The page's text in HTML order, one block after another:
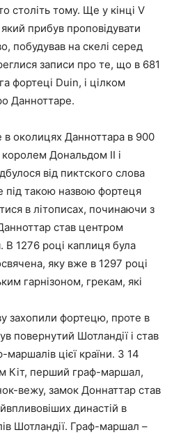
століть тому. Ще у кінці V
прибув проповідувати
побудував на скелі серед
записи про те, що в 681
фортеці Duin, і цілком
Данноттаре.
околицях Данноттара в 900
королем Дональдом II і
від пиктского слова
під такою назвою фортеця
в літописах, починаючи з
став центром
В 1276 році каплиця була
яку вже в 1297 році
гарнізоном, грекам, які
захопили фортецю, проте в
повернутий Шотландії і став
цієї країни. З 14
Кіт, перший граф-маршал,
вежу, замок Доннаттар став
династій в
Шотландії. Граф-маршал –